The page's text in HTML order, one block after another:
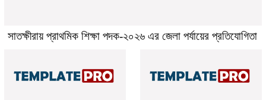
সাতক্ষীরায় প্রাথমিক শিক্ষা পদক-২০২৬ এর জেলা পর্যায়ের প্রতিযোগিতা